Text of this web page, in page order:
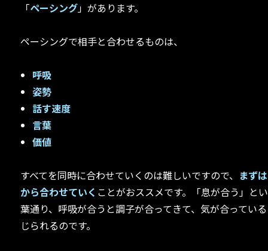
「ペーシング」があります。
ペーシングで相手と合わせるものは、
呼吸
姿勢
話す速度
言葉
価値
すべてを同時に合わせていくのは難しいですので、 まず
から合わせていく ことがおススメです。「息が合う」と
葉通り、呼吸が合うと調子が合ってきて、気が合ってい
じられるのです。